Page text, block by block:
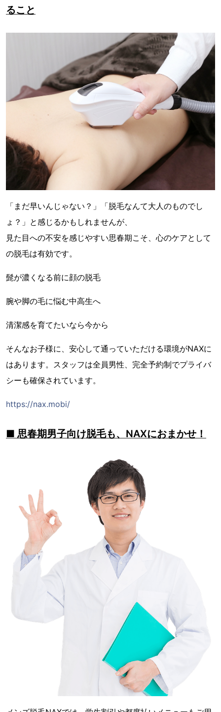
ること
「まだ早いんじゃない？」「脱毛なんて大人のものでし
ょ？」と感じるかもしれませんが、
見た目への不安を感じやすい思春期こそ、心のケアとして
の脱毛は有効です。
髭が濃くなる前に顔の脱毛
腕や脚の毛に悩む中高生へ
清潔感を育てたいなら今から
そんなお子様に、安心して通っていただける環境がNAXに
はあります。スタッフは全員男性、完全予約制でプライバ
シーも確保されています。
https://nax.mobi/
■ 思春期男子向け脱毛も、NAXにおまかせ！